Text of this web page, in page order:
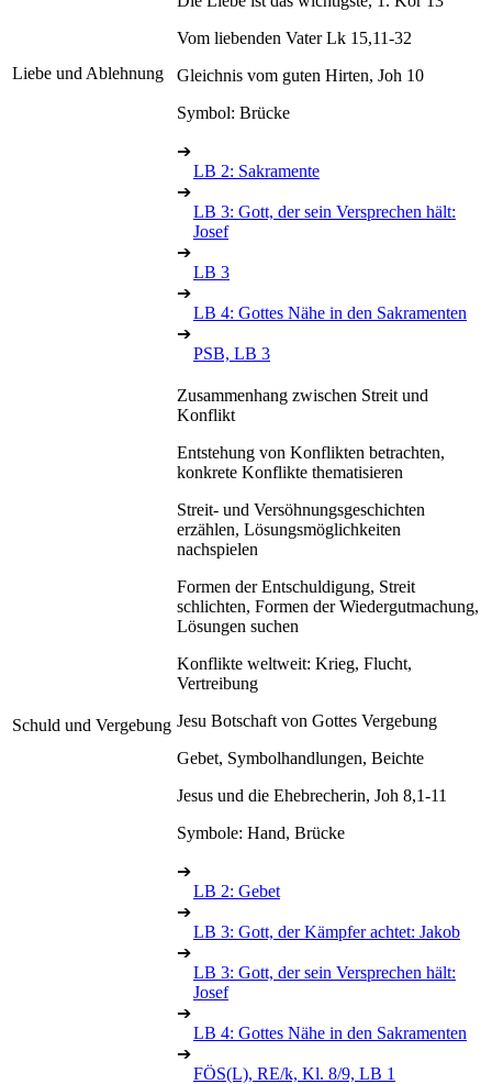
Liebe und Ablehnung
Vom liebenden Vater Lk 15,11-32
Gleichnis vom guten Hirten, Joh 10
Symbol: Brücke
➔
LB 2: Sakramente
➔
LB 3: Gott, der sein Versprechen hält:
Josef
➔
LB 3
➔
LB 4: Gottes Nähe in den Sakramenten
➔
PSB, LB 3
Schuld und Vergebung
Zusammenhang zwischen Streit und
Konflikt
Entstehung von Konflikten betrachten,
konkrete Konflikte thematisieren
Streit- und Versöhnungsgeschichten
erzählen, Lösungsmöglichkeiten
nachspielen
Formen der Entschuldigung, Streit
schlichten, Formen der Wiedergutmachung,
Lösungen suchen
Konflikte weltweit: Krieg, Flucht,
Vertreibung
Jesu Botschaft von Gottes Vergebung
Gebet, Symbolhandlungen, Beichte
Jesus und die Ehebrecherin, Joh 8,1-11
Symbole: Hand, Brücke
➔
LB 2: Gebet
➔
LB 3: Gott, der Kämpfer achtet: Jakob
➔
LB 3: Gott, der sein Versprechen hält:
Josef
➔
LB 4: Gottes Nähe in den Sakramenten
➔
FÖS(L), RE/k, Kl. 8/9, LB 1